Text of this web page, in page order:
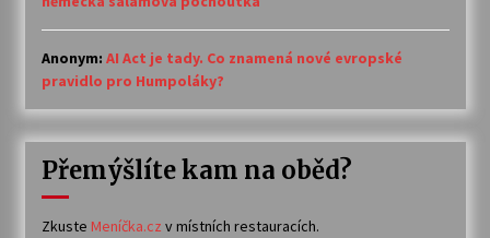
Anonym: AI Act je tady. Co znamená nové evropské
pravidlo pro Humpoláky?
Přemýšlíte kam na oběd?
Zkuste Meníčka.cz v místních restauracích.